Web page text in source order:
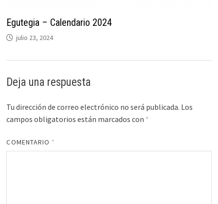
Egutegia – Calendario 2024
julio 23, 2024
Deja una respuesta
Tu dirección de correo electrónico no será publicada. Los
campos obligatorios están marcados con *
COMENTARIO *